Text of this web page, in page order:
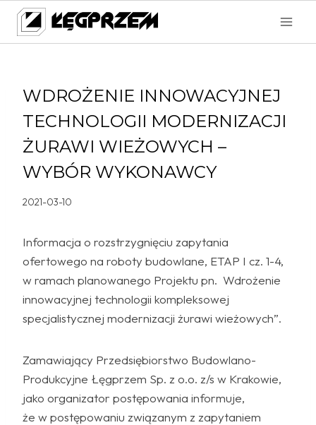
Przejdź
treści
WDROŻENIE INNOWACYJNEJ
TECHNOLOGII MODERNIZACJI
ŻURAWI WIEŻOWYCH –
WYBÓR WYKONAWCY
2021-03-10
Informacja o rozstrzygnięciu zapytania
ofertowego na roboty budowlane, ETAP I cz. 1-4,
w ramach planowanego Projektu pn. Wdrożenie
innowacyjnej technologii kompleksowej
specjalistycznej modernizacji żurawi wieżowych”.
Zamawiający Przedsiębiorstwo Budowlano-
Produkcyjne Łęgprzem Sp. z o.o. z/s w Krakowie,
jako organizator postępowania informuje,
że w postępowaniu związanym z zapytaniem